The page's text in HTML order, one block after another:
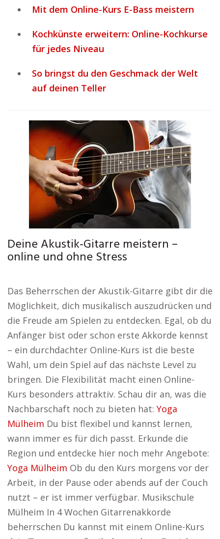
Mit dem Online-Kurs E-Bass meistern
Kochkünste erweitern: Online-Kochkurse
für jedes Niveau
So bringst du den Geschmack der Welt
auf deinen Teller
Deine Akustik-Gitarre meistern –
online und ohne Stress
Das Beherrschen der Akustik-Gitarre gibt dir die
Möglichkeit, dich musikalisch auszudrücken und
die Freude am Spielen zu entdecken. Egal, ob du
Anfänger bist oder schon erste Akkorde kennst
– ein durchdachter Online-Kurs ist die beste
Wahl, um dein Spiel auf das nächste Level zu
bringen. Die Flexibilität macht einen Online-
Kurs besonders attraktiv. Schau dir an, was die
Nachbarschaft noch zu bieten hat: Yoga
Mülheim Du bist flexibel und kannst lernen,
wann immer es für dich passt. Erkunde die
Region und entdecke hier noch mehr Angebote:
Yoga Mülheim Ob du den Kurs morgens vor der
Arbeit, in der Pause oder abends auf der Couch
nutzt – er ist immer verfügbar. Musikschule
Mülheim In 4 Wochen Gitarrenakkorde
beherrschen Du kannst mit einem Online-Kurs